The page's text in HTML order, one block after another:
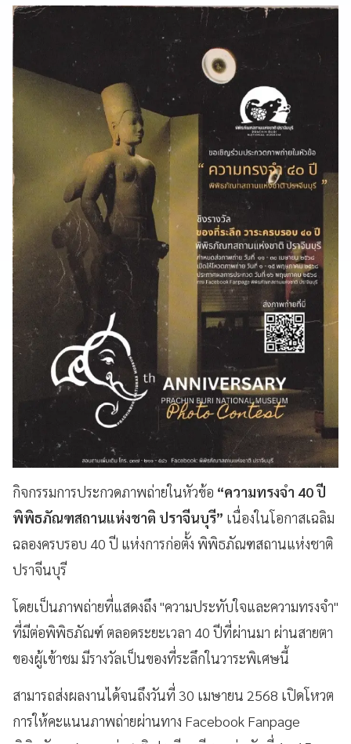
กิจกรรมการประกวดภาพถ่ายในหัวข้อ “ความทรงจำ 40 ปี
พิพิธภัณฑสถานแห่งชาติ ปราจีนบุรี” เนื่องในโอกาสเฉลิม
ฉลองครบรอบ 40 ปี แห่งการก่อตั้ง พิพิธภัณฑสถานแห่งชาติ
ปราจีนบุรี
โดยเป็นภาพถ่ายที่แสดงถึง "ความประทับใจและความทรงจำ"
ที่มีต่อพิพิธภัณฑ์ ตลอดระยะเวลา 40 ปีที่ผ่านมา ผ่านสายตา
ของผู้เข้าชม มีรางวัลเป็นของที่ระลึกในวาระพิเศษนี้
สามารถส่งผลงานได้จนถึงวันที่ 30 เมษายน 2568 เปิดโหวต
การให้คะแนนภาพถ่ายผ่านทาง Facebook Fanpage